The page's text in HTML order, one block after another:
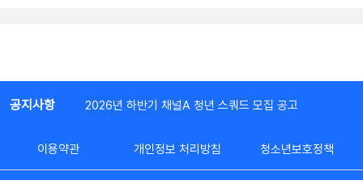
공지사항 2026년 하반기 채널A 청년 스쿼드 모집 공고
이용약관 개인정보 처리방침 청소년보호정책